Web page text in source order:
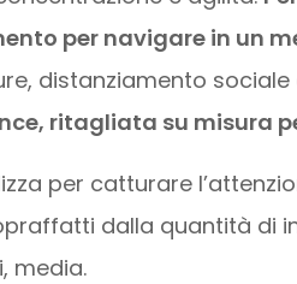
per navigare in un
distanziamento
ritagliata su misura
per catturare
dalla quantità di
media.